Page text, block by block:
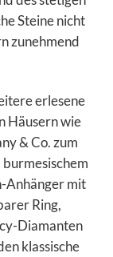
Steine nicht
zunehmend
erlesene
Häusern wie
& Co. zum
Anhänger mit
Ring,
Diamanten
klassische